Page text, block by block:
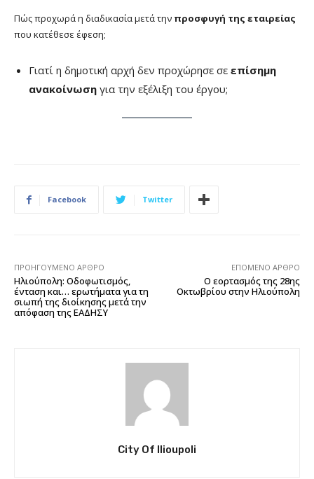
Πώς προχωρά η διαδικασία μετά την προσφυγή της εταιρείας
που κατέθεσε έφεση;
Γιατί η δημοτική αρχή δεν προχώρησε σε επίσημη
ανακοίνωση για την εξέλιξη του έργου;
Facebook Twitter
ΠΡΟΗΓΟΎΜΕΝΟ ΆΡΘΡΟ
Ηλιούπολη: Οδοφωτισμός,
ένταση και… ερωτήματα για τη
σιωπή της διοίκησης μετά την
απόφαση της ΕΑΔΗΣΥ
ΕΠΌΜΕΝΟ ΆΡΘΡΟ
O εορτασμός της 28ης
Οκτωβρίου στην Ηλιούπολη
City Of Ilioupoli